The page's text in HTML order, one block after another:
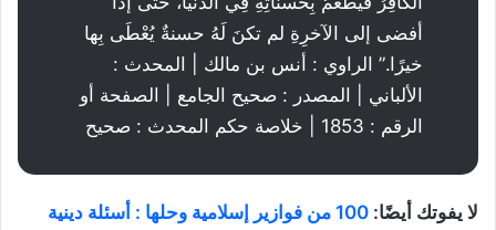
أفضى إلى الآخرِةِ لم تكنَ لَهُ حسنةٌ يُعْطَى بِها
خيرًا.” الراوي : أنس بن مالك | المحدث :
الألباني | المصدر : صحيح الجامع | الصفحة أو
الرقم : 1853 | خلاصة حكم المحدث : صحيح
لا يفوتك أيضًا:
100 من فوازير إسلامية وحلها : أسئلة دينية